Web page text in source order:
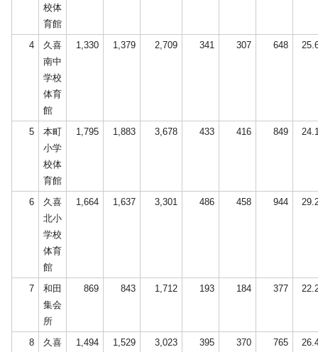
校体
育館
4
久喜
南中
学校
体育
館
1,330 1,379 2,709 341 307 648
5
本町
小学
校体
育館
1,795 1,883 3,678 433 416 849
6
久喜
北小
学校
体育
館
1,664 1,637 3,301 486 458 944
7
和田
集会
所
869 843 1,712 193 184 377
8
久喜
1,494 1,529 3,023 395 370 765